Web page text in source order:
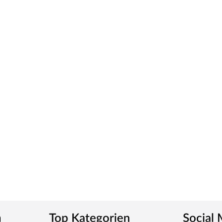
Top Kategorien Social